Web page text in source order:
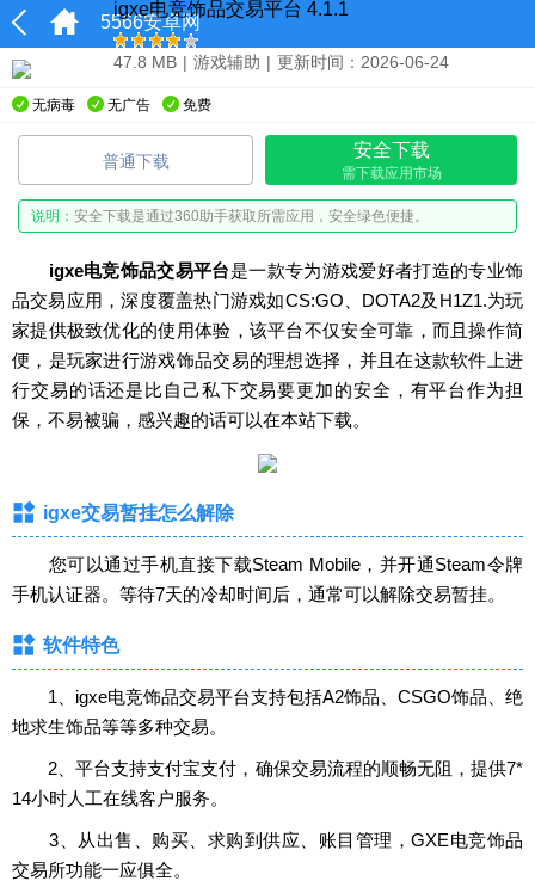
5566安卓网
igxe电竞饰品交易平台 4.1.1
47.8 MB | 游戏辅助 | 更新时间：2026-06-24
无病毒 无广告 免费
普通下载
安全下载
需下载应用市场
说明： 安全下载是通过360助手获取所需应用，安全绿色便捷。
igxe电竞饰品交易平台是一款专为游戏爱好者打造的专业饰
品交易应用，深度覆盖热门游戏如CS:GO、DOTA2及H1Z1.为玩
家提供极致优化的使用体验，该平台不仅安全可靠，而且操作简
便，是玩家进行游戏饰品交易的理想选择，并且在这款软件上进
行交易的话还是比自己私下交易要更加的安全，有平台作为担
保，不易被骗，感兴趣的话可以在本站下载。
igxe交易暂挂怎么解除
您可以通过手机直接下载‌Steam Mobile，并开通Steam令牌
手机认证器。等待7天的冷却时间后，通常可以解除交易暂挂。‌
软件特色
1、igxe电竞饰品交易平台支持包括A2饰品、CSGO饰品、绝
地求生饰品等等多种交易。
2、平台支持支付宝支付，确保交易流程的顺畅无阻，提供7*
14小时人工在线客户服务。
3、从出售、购买、求购到供应、账目管理，GXE电竞饰品
交易所功能一应俱全。